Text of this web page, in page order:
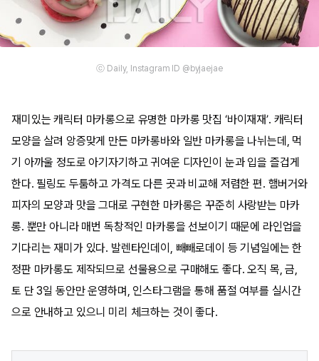
ⓒ Daily, Instagram ID @byjaejae
재미있는 캐릭터 마카롱으로 유명한 마카롱 맛집 ‘바이재재’. 캐릭터
모양을 살려 앙증맞게 만든 마카롱바와 일반 마카롱을 나뉘는데, 먹
기 아까울 정도로 아기자기하고 귀여운 디자인이 눈과 입을 즐겁게
한다. 필링도 두툼하고 가격도 다른 곳과 비교해 저렴한 편. 햄버거와
피자의 모양과 맛을 그대로 구현한 마카롱은 꾸준히 사랑받는 마카
롱. 뿐만 아니라 매번 독창적인 마카롱을 선보이기 때문에 라인업을
기다리는 재미가 있다. 발렌타인데이, 빼빼로데이 등 기념일에는 한
정판 마카롱도 제작되므로 선물용으로 구매해도 좋다. 오직 목, 금,
토 단 3일 동안만 운영하며, 인스타그램을 통해 품절 여부를 실시간
으로 안내하고 있으니 미리 체크하는 것이 좋다.